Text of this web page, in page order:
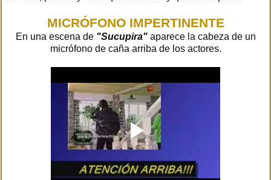
MICRÓFONO IMPERTINENTE
En una escena de "Sucupira"aparece la cabeza de un
micrófono de caña arriba de los actores.